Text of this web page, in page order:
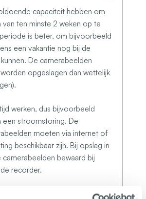
capaciteit hebben om
ten minste 2 weken op te
is beter, om bijvoorbeeld
een vakantie nog bij de
De camerabeelden
opgeslagen dan wettelijk
werken, dus bijvoorbeeld
een stroomstoring. De
moeten via internet of
beschikbaar zijn. Bij opslag in
bewaard bij
recorder.
na compressie geschikt